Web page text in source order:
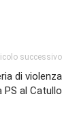
successivo
di violenza
al Catullo